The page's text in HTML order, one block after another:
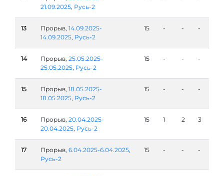
21.09.2025, Русь-2
13 Прорыв, 14.09.2025-
14.09.2025, Русь-2
15 - - -
14 Прорыв, 25.05.2025-
25.05.2025, Русь-2
15 - - -
15 Прорыв, 18.05.2025-
18.05.2025, Русь-2
15 - - -
16 Прорыв, 20.04.2025-
20.04.2025, Русь-2
15 1 2 3
17 Прорыв, 6.04.2025-6.04.2025,
Русь-2
15 - - -